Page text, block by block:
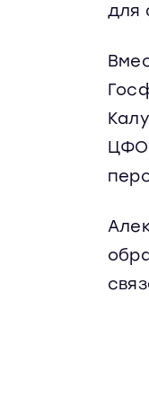
для